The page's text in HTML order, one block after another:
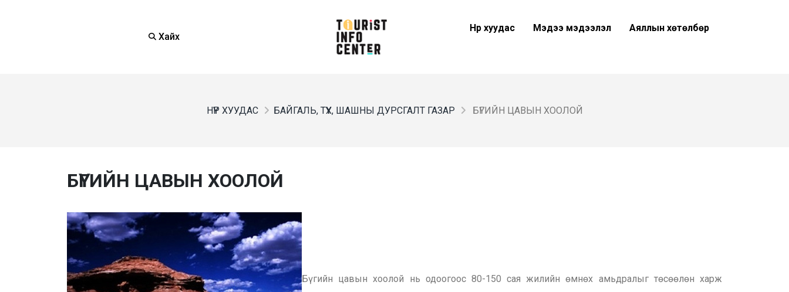
Хайх
Нүүр хуудас Мэдээ мэдээлэл Аяллын хөтөлбөр
НҮҮР ХУУДАС БАЙГАЛЬ, ТҮҮХ, ШАШНЫ ДУРСГАЛТ ГАЗАР БҮГИЙН ЦАВЫН ХООЛОЙ
БҮГИЙН ЦАВЫН ХООЛОЙ
Бүгийн цавын хоолой нь одоогоос 80-150 сая жилийн өмнөх амьдралыг төсөөлөн харж